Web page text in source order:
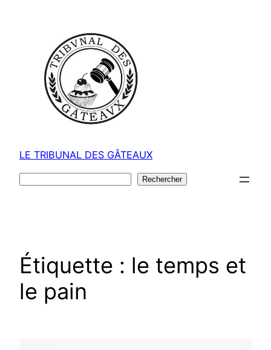
LE TRIBUNAL DES GÂTEAUX
Rechercher
Étiquette : le temps et
le pain